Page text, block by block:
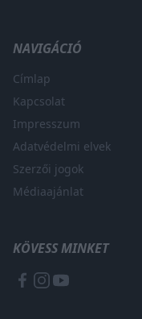
NAVIGÁCIÓ
Címlap
Kapcsolat
Impresszum
Adatvédelmi elvek
Szerzői jogok
Médiaajánlat
KÖVESS MINKET